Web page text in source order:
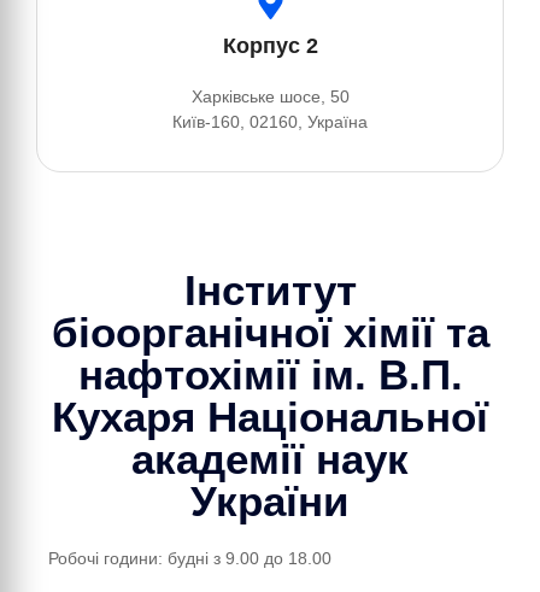
Корпус 2
Харківське шосе, 50
Київ-160, 02160, Україна
Інститут
біоорганічної хімії та
нафтохімії ім. В.П.
Кухаря Національної
академії наук
України
Робочі години: будні з 9.00 до 18.00